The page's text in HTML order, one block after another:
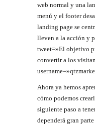
web normal y una
menú y el footer
landing page se
lleven a la acción y
tweet=»El objetivo
convertir a los
Ahora ya hemos
cómo podemos
siguiente paso a
dependerá gran